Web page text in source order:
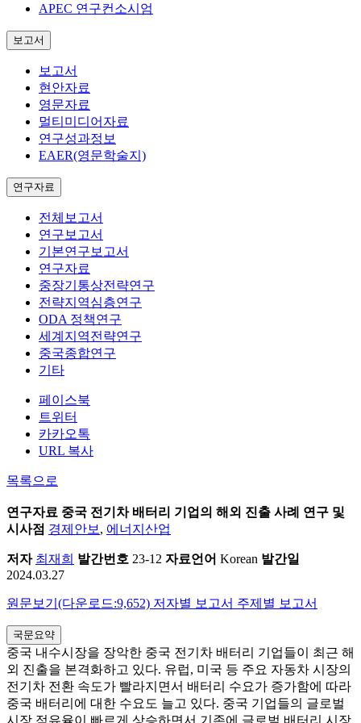
APEC 연구컨소시엄
보고서
보고서
현안자료
영문자료
멀티미디어자료
연구성과정보
EAER(영문학술지)
연구자료
전체보고서
연구보고서
기본연구보고서
연구자료
중장기통상전략연구
전략지역심층연구
ODA 정책연구
세계지역전략연구
중국종합연구
기타
페이스북
트위터
카카오톡
URL 복사
목록으로
연구자료 중국 전기차 배터리 기업의 해외 진출 사례 연구 및
시사점 경제안보 , 에너지산업
저자 최재희 발간번호 23-12 자료언어 Korean 발간일
2024.03.27
원문보기(다운로드:9,652) 저자별 보고서 주제별 보고서
국문요약
중국 내수시장을 장악한 중국 전기차 배터리 기업들이 최근 해
외 진출을 본격화하고 있다. 유럽, 미국 등 주요 자동차 시장의
전기차 전환 속도가 빨라지면서 배터리 수요가 증가함에 따라
중국 배터리에 대한 수요도 늘고 있다. 중국 기업들의 글로벌